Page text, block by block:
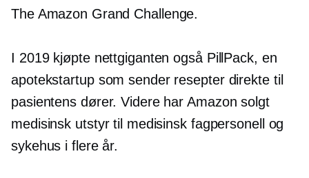
The Amazon Grand Challenge.
I 2019 kjøpte nettgiganten også PillPack, en
apotekstartup som sender resepter direkte til
pasientens dører. Videre har Amazon solgt
medisinsk utstyr til medisinsk fagpersonell og
sykehus i flere år.